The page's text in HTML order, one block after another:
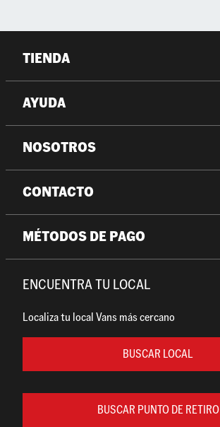
TIENDA
AYUDA
NOSOTROS
CONTACTO
MÉTODOS DE PAGO
ENCUENTRA TU LOCAL
Localiza tu local Vans más cercano
BUSCAR LOCAL
BUSCAR PUNTO DE RETIRO